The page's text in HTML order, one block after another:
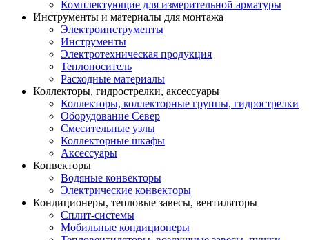
Комплектующие для измерительной арматуры
Инструменты и материалы для монтажа
Электроинструменты
Инструменты
Электротехническая продукция
Теплоноситель
Расходные материалы
Коллекторы, гидрострелки, аксессуары
Коллекторы, коллекторные группы, гидрострелки
Оборудование Север
Смесительные узлы
Коллекторные шкафы
Аксессуары
Конвекторы
Водяные конвекторы
Электрические конвекторы
Кондиционеры, тепловые завесы, вентиляторы
Сплит-системы
Мобильные кондиционеры